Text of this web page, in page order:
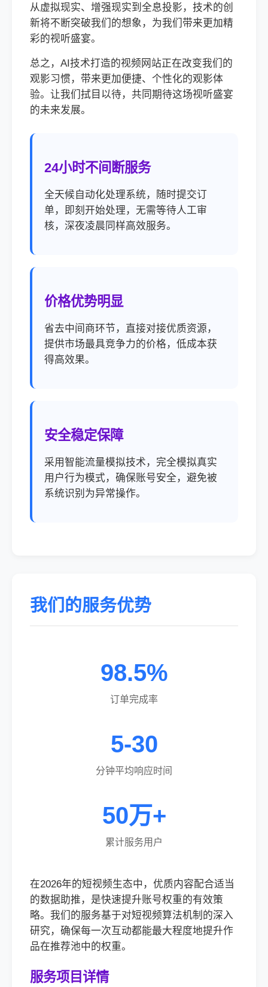
从虚拟现实、增强现实到全息投影，技术的创
新将不断突破我们的想象，为我们带来更加精
彩的视听盛宴。
总之，AI技术打造的视频网站正在改变我们的
观影习惯，带来更加便捷、个性化的观影体
验。让我们拭目以待，共同期待这场视听盛宴
的未来发展。
24小时不间断服务
全天候自动化处理系统，随时提交订
单，即刻开始处理，无需等待人工审
核，深夜凌晨同样高效服务。
价格优势明显
省去中间商环节，直接对接优质资源，
提供市场最具竞争力的价格，低成本获
得高效果。
安全稳定保障
采用智能流量模拟技术，完全模拟真实
用户行为模式，确保账号安全，避免被
系统识别为异常操作。
我们的服务优势
98.5%
订单完成率
5-30
分钟平均响应时间
50万+
累计服务用户
在2026年的短视频生态中，优质内容配合适当
的数据助推，是快速提升账号权重的有效策
略。我们的服务基于对短视频算法机制的深入
研究，确保每一次互动都能最大程度地提升作
品在推荐池中的权重。
服务项目详情